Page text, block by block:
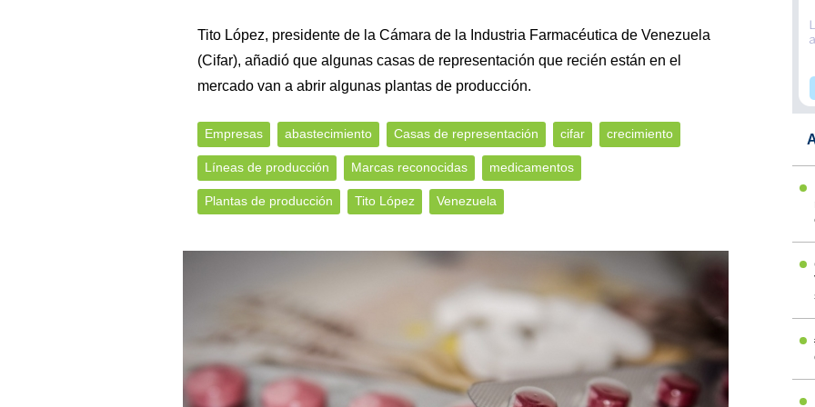
Tito López, presidente de la Cámara de la Industria Farmacéutica de Venezuela
(Cifar), añadió que algunas casas de representación que recién están en el
mercado van a abrir algunas plantas de producción.
Empresas abastecimiento Casas de representación cifar crecimiento
Líneas de producción Marcas reconocidas medicamentos
Plantas de producción Tito López Venezuela